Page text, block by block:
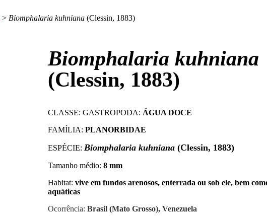
> Biomphalaria kuhniana (Clessin, 1883)
Biomphalaria kuhniana
(Clessin, 1883)
CLASSE: GASTROPODA: ÁGUA DOCE
FAMÍLIA: PLANORBIDAE
ESPÉCIE: Biomphalaria kuhniana (Clessin, 1883)
Tamanho médio: 8 mm
Habitat: vive em fundos arenosos, enterrada ou sob ele, bem
aquáticas
Ocorrência: Brasil (Mato Grosso), Venezuela